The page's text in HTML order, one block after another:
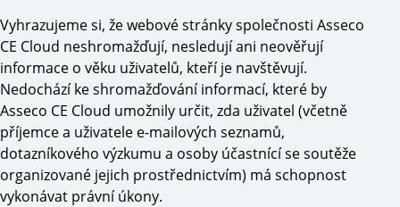
Vyhrazujeme si, že webové stránky společnosti Asseco
CE Cloud neshromažďují, nesledují ani neověřují
informace o věku uživatelů, kteří je navštěvují.
Nedochází ke shromažďování informací, které by
Asseco CE Cloud umožnily určit, zda uživatel (včetně
příjemce a uživatele e-mailových seznamů,
dotazníkového výzkumu a osoby účastnící se soutěže
organizované jejich prostřednictvím) má schopnost
vykonávat právní úkony.